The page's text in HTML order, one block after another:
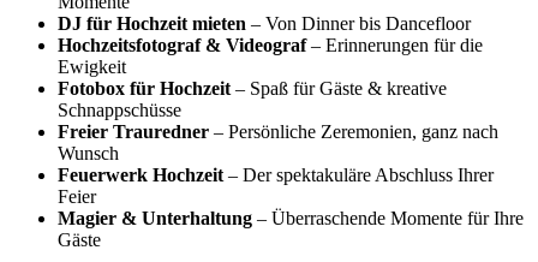
DJ für Hochzeit mieten – Von Dinner bis Dancefloor
Hochzeitsfotograf & Videograf– Erinnerungen für die
Ewigkeit
Fotobox für Hochzeit – Spaß für Gäste & kreative
Schnappschüsse
Freier Trauredner – Persönliche Zeremonien, ganz nach
Wunsch
Feuerwerk Hochzeit – Der spektakuläre Abschluss Ihrer
Feier
Magier & Unterhaltung – Überraschende Momente für Ihre
Gäste